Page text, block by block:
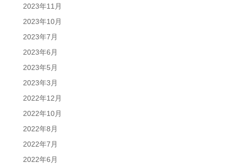
2023年11月
2023年10月
2023年7月
2023年6月
2023年5月
2023年3月
2022年12月
2022年10月
2022年8月
2022年7月
2022年6月